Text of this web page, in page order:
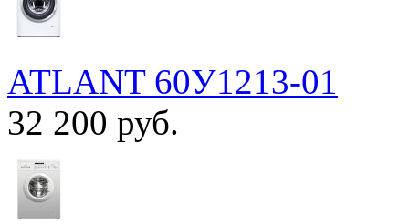
ATLANT 60У1213-01
32 200 руб.